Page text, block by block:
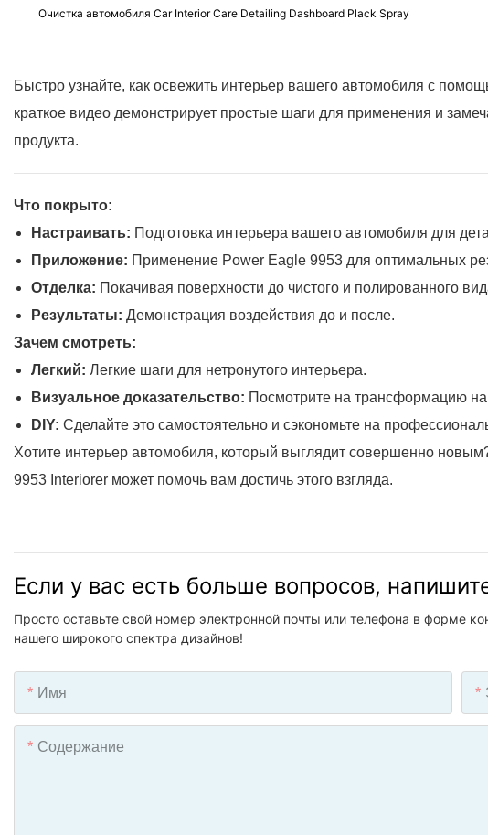
Очистка автомобиля Car Interior Care Detailing Dashboard Plack Spray
Быстро узнайте, как освежить интерьер вашего автомобиля с
краткое видео демонстрирует простые шаги для применения и
продукта.
Что покрыто:
Настраивать: Подготовка интерьера вашего автомобиля для
Приложение: Применение Power Eagle 9953 для оптимальных
Отделка: Покачивая поверхности до чистого и полированного
Результаты:Демонстрация воздействия до и после.
Зачем смотреть:
Легкий:Легкие шаги для нетронутого интерьера.
Визуальное доказательство: Посмотрите на трансформацию
DIY:Сделайте это самостоятельно и сэкономьте на
Хотите интерьер автомобиля, который выглядит совершенно
9953 Interiorer может помочь вам достичь этого взгляда.
Если у вас есть больше вопросов,
Просто оставьте свой номер электронной почты или телефона в форме
нашего широкого спектра дизайнов!
Имя
Содержание